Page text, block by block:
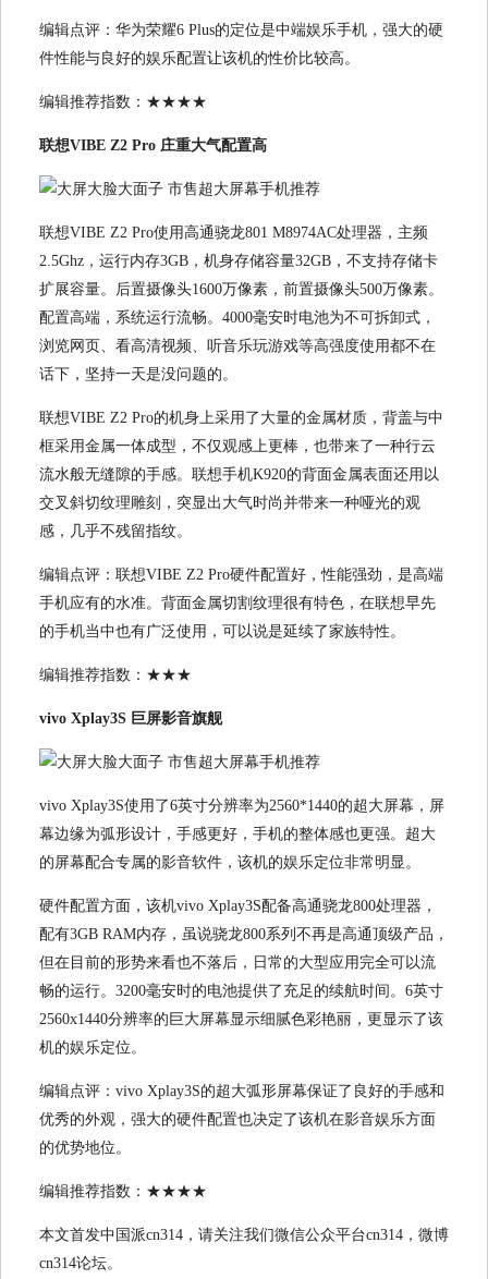
编辑点评：华为荣耀6 Plus的定位是中端娱乐手机，强大的硬
件性能与良好的娱乐配置让该机的性价比较高。
编辑推荐指数：★★★★
联想VIBE Z2 Pro 庄重大气配置高
联想VIBE Z2 Pro使用高通骁龙801 M8974AC处理器，主频
2.5Ghz，运行内存3GB，机身存储容量32GB，不支持存储卡
扩展容量。后置摄像头1600万像素，前置摄像头500万像素。
配置高端，系统运行流畅。4000毫安时电池为不可拆卸式，
浏览网页、看高清视频、听音乐玩游戏等高强度使用都不在
话下，坚持一天是没问题的。
联想VIBE Z2 Pro的机身上采用了大量的金属材质，背盖与中
框采用金属一体成型，不仅观感上更棒，也带来了一种行云
流水般无缝隙的手感。联想手机K920的背面金属表面还用以
交叉斜切纹理雕刻，突显出大气时尚并带来一种哑光的观
感，几乎不残留指纹。
编辑点评：联想VIBE Z2 Pro硬件配置好，性能强劲，是高端
手机应有的水准。背面金属切割纹理很有特色，在联想早先
的手机当中也有广泛使用，可以说是延续了家族特性。
编辑推荐指数：★★★
vivo Xplay3S 巨屏影音旗舰
vivo Xplay3S使用了6英寸分辨率为2560*1440的超大屏幕，屏
幕边缘为弧形设计，手感更好，手机的整体感也更强。超大
的屏幕配合专属的影音软件，该机的娱乐定位非常明显。
硬件配置方面，该机vivo Xplay3S配备高通骁龙800处理器，
配有3GB RAM内存，虽说骁龙800系列不再是高通顶级产品，
但在目前的形势来看也不落后，日常的大型应用完全可以流
畅的运行。3200毫安时的电池提供了充足的续航时间。6英寸
2560x1440分辨率的巨大屏幕显示细腻色彩艳丽，更显示了该
机的娱乐定位。
编辑点评：vivo Xplay3S的超大弧形屏幕保证了良好的手感和
优秀的外观，强大的硬件配置也决定了该机在影音娱乐方面
的优势地位。
编辑推荐指数：★★★★
本文首发中国派cn314，请关注我们微信公众平台cn314，微博
cn314论坛。